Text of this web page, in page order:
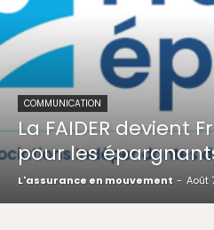
COMMUNICATION
La FAIDER devient
pour les
L'assurance en mouvement - Août